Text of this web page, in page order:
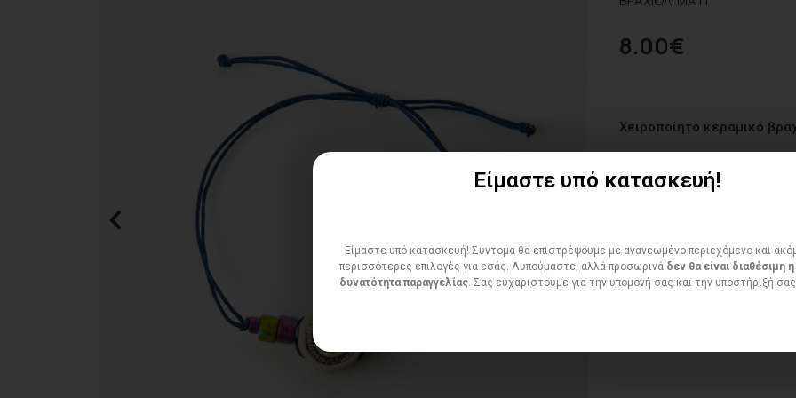
8.00€
Χειροποίητο κεραμικό
ΠΟΣΌΤΗΤΑ
Είμαστε υπό κατασκευή!
Είμαστε υπό κατασκευή! Σύντομα θα επιστρέψουμε με ανανεωμένο περιεχόμενο και
περισσότερες επιλογές για εσάς. Λυπούμαστε, αλλά προσωρινά δεν θα είναι διαθέσιμη η
δυνατότητα παραγγελίας . Σας ευχαριστούμε για την υπομονή σας και την υποστήριξή